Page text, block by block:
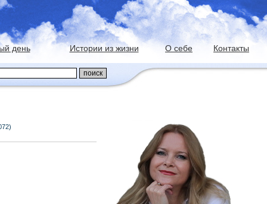
день Истории из жизни О себе Контакты